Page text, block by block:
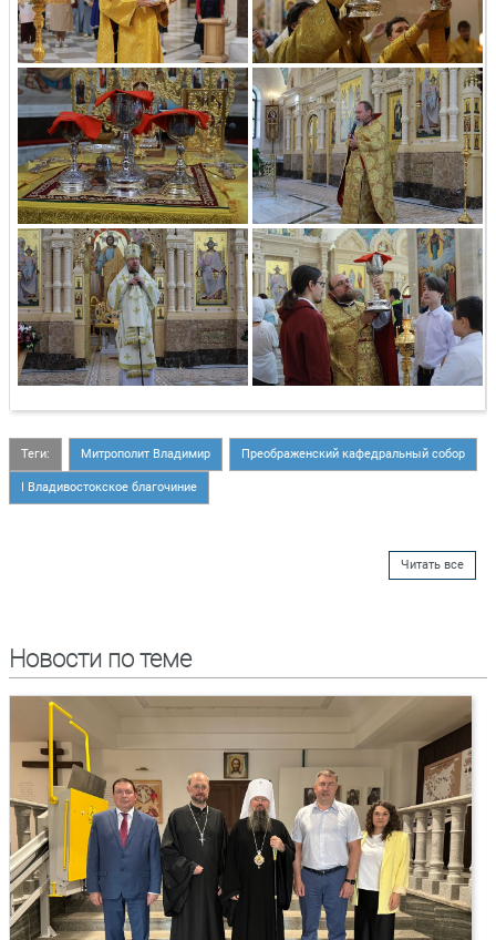
Теги: Митрополит Владимир Преображенский кафедральный собор
I Владивостокское благочиние
Читать все
Новости по теме